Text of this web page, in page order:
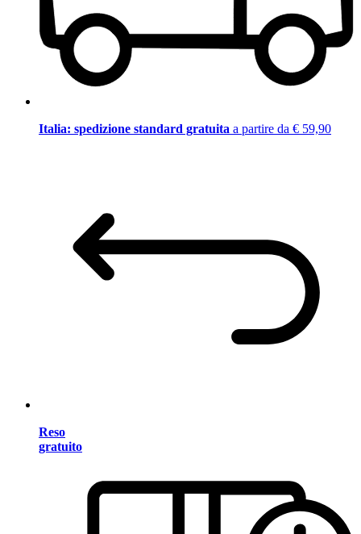
Italia: spedizione standard gratuita a partire da € 59,90
Reso
gratuito